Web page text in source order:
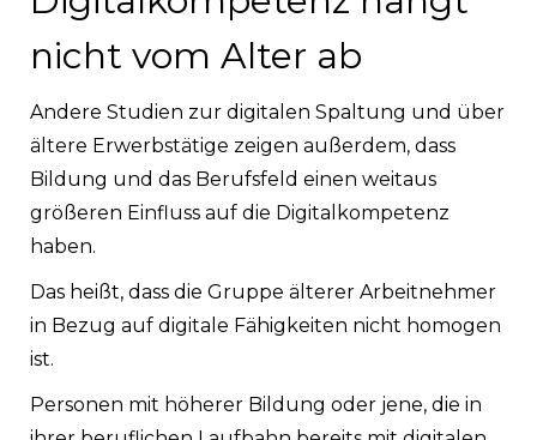
nicht vom Alter ab
Andere Studien zur digitalen Spaltung und über
ältere Erwerbstätige zeigen außerdem, dass
Bildung und das Berufsfeld einen weitaus
größeren Einfluss auf die Digitalkompetenz
haben.
Das heißt, dass die Gruppe älterer Arbeitnehmer
in Bezug auf digitale Fähigkeiten nicht homogen
ist.
Personen mit höherer Bildung oder jene, die in